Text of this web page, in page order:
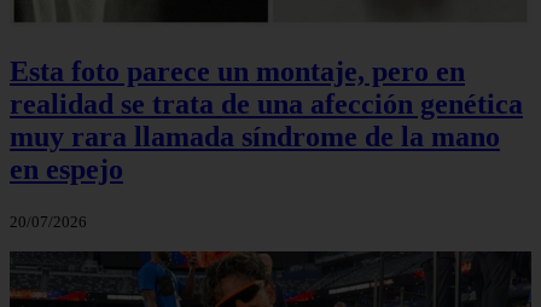
Esta foto parece un montaje, pero en
realidad se trata de una afección genética
muy rara llamada síndrome de la mano
en espejo
20/07/2026